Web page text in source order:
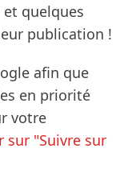
quelques
publication !
afin que
en priorité
votre
"Suivre sur